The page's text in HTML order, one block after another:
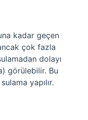
kadar geçen
çok fazla
dolayı
görülebilir. Bu
yapılır.